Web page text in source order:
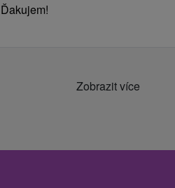
Ďakujem!
Zobrazit více